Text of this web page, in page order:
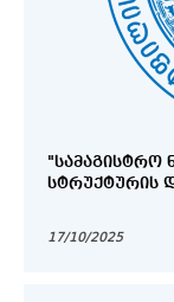
"ᲡᲐᲛᲐᲒᲘᲡᲢᲠᲝ
ᲡᲢᲠᲣᲥᲢᲣᲠᲘᲡ
17/10/2025